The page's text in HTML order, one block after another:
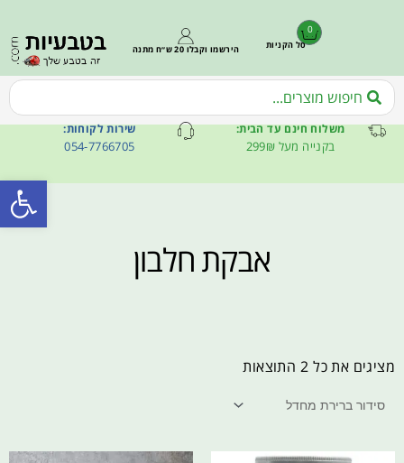
0
סל הקניות הירשמו וקבלו 20 ש״ח מתנה
משלוח חינם עד הבית:
בקנייה מעל 299₪
שירות לקוחות:
054-7766705
אבקת חלבון
מציגים את כל ⁦2⁩ התוצאות
פתח